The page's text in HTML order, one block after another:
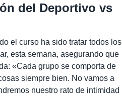
del Deportivo vs
el curso ha sido tratar todos los
esta semana, asegurando que
«Cada grupo se comporta de
siempre bien. No vamos a
nuestro rato de intimidad